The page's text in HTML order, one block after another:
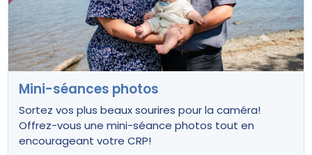
Mini-séances photos
Sortez vos plus beaux sourires pour la caméra!
Offrez-vous une mini-séance photos tout en
encourageant votre CRP!